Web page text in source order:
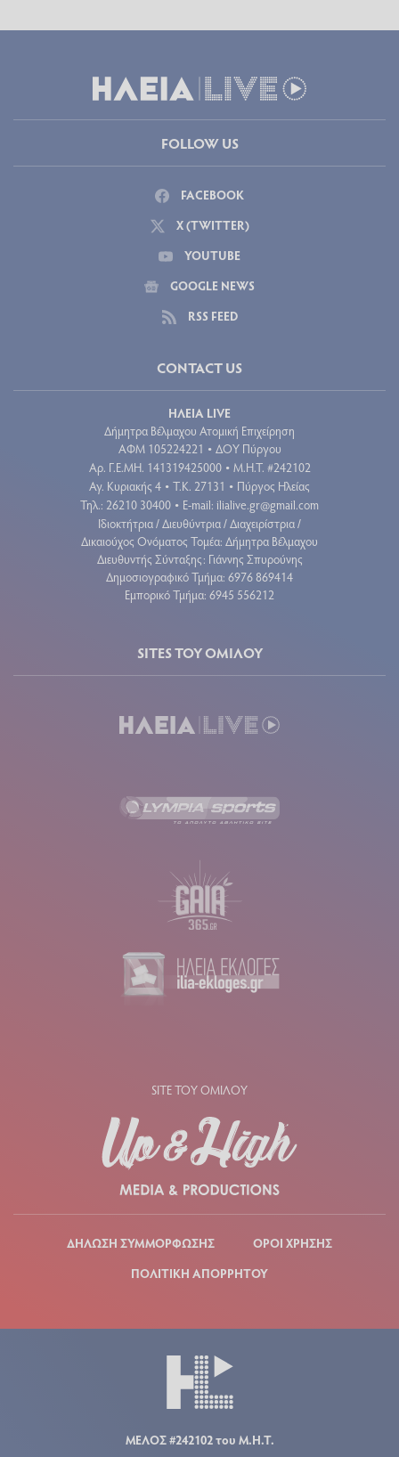
FOLLOW US
FACEBOOK
X (TWITTER)
YOUTUBE
GOOGLE NEWS
RSS FEED
CONTACT US
ΗΛΕΙΑ LIVE
Δήμητρα Βέλμαχου Ατομική Επιχείρηση
ΑΦΜ 105224221 • ΔΟΥ Πύργου
Aρ. Γ.Ε.ΜΗ. 141319425000 • Μ.Η.Τ. #242102
Αγ. Κυριακής 4 • Τ.Κ. 27131 • Πύργος Ηλείας
Τηλ.: 26210 30400 • E-mail: ilialive.gr@gmail.com
Ιδιοκτήτρια / Διευθύντρια / Διαχειρίστρια /
Δικαιούχος Ονόματος Τομέα: Δήμητρα Βέλμαχου
Διευθυντής Σύνταξης: Γιάννης Σπυρούνης
Δημοσιογραφικό Τμήμα: 6976 869414
Εμπορικό Τμήμα: 6945 556212
SITES ΤΟΥ ΟΜΙΛΟΥ
SITE ΤΟΥ ΟΜΙΛΟΥ
ΔΗΛΩΣΗ ΣΥΜΜΟΡΦΩΣΗΣ
ΟΡΟΙ ΧΡΗΣΗΣ
ΠΟΛΙΤΙΚΗ ΑΠΟΡΡΗΤΟΥ
ΜΕΛΟΣ #242102 του Μ.Η.Τ.